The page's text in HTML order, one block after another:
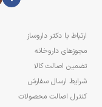
ارتباط با دکتر داروساز
مجوزهای داروخانه
تضمین اصالت کالا
شرایط ارسال سفارش
کنترل اصالت محصولات